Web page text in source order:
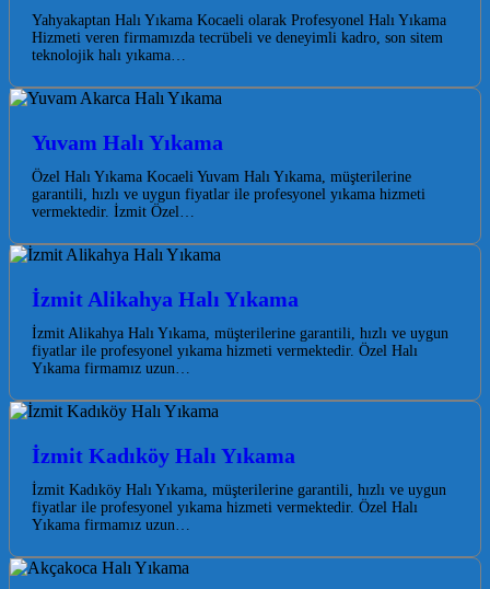
Yahyakaptan Halı Yıkama Kocaeli olarak Profesyonel Halı Yıkama
Hizmeti veren firmamızda tecrübeli ve deneyimli kadro, son sitem
teknolojik halı yıkama…
Yuvam Halı Yıkama
Özel Halı Yıkama Kocaeli Yuvam Halı Yıkama, müşterilerine
garantili, hızlı ve uygun fiyatlar ile profesyonel yıkama hizmeti
vermektedir. İzmit Özel…
İzmit Alikahya Halı Yıkama
İzmit Alikahya Halı Yıkama, müşterilerine garantili, hızlı ve uygun
fiyatlar ile profesyonel yıkama hizmeti vermektedir. Özel Halı
Yıkama firmamız uzun…
İzmit Kadıköy Halı Yıkama
İzmit Kadıköy Halı Yıkama, müşterilerine garantili, hızlı ve uygun
fiyatlar ile profesyonel yıkama hizmeti vermektedir. Özel Halı
Yıkama firmamız uzun…